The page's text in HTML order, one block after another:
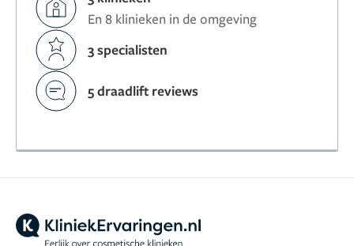
En 8 klinieken in de omgeving
3 specialisten
5 draadlift reviews